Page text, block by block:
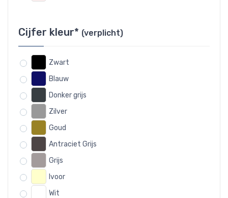
Cijfer kleur* (verplicht)
Zwart
Blauw
Donker grijs
Zilver
Goud
Antraciet Grijs
Grijs
Ivoor
Wit